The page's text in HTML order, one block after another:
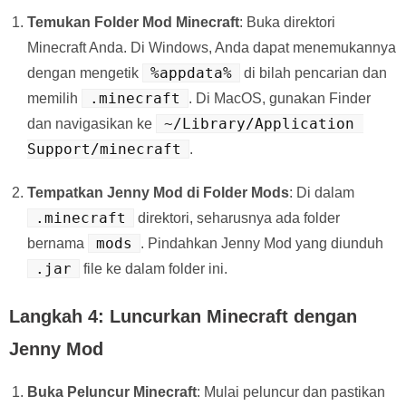
Temukan Folder Mod Minecraft: Buka direktori
Minecraft Anda. Di Windows, Anda dapat menemukannya
dengan mengetik
%appdata%
di bilah pencarian dan
memilih
.minecraft
. Di MacOS, gunakan Finder
dan navigasikan ke
~/Library/Application
Support/minecraft
.
Tempatkan Jenny Mod di Folder Mods: Di dalam
.minecraft
direktori, seharusnya ada folder
bernama
mods . Pindahkan Jenny Mod yang diunduh
.jar file ke dalam folder ini.
Langkah 4: Luncurkan Minecraft dengan
Jenny Mod
Buka Peluncur Minecraft: Mulai peluncur dan pastikan